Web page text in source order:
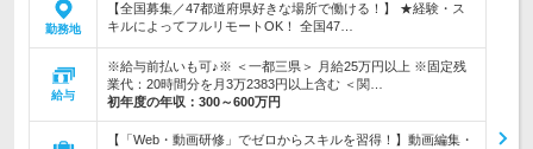
勤務地
【全国募集／47都道府県好きな場所で働ける！】 ★経験・ス
キルによってフルリモートOK！ 全国47…
給与
※給与前払いも可♪※ ＜一都三県＞ 月給25万円以上 ※固定残
業代：20時間分を月3万2383円以上含む ＜関…
初年度の年収： 300～600万円
【「Web・動画研修」でゼロからスキルを習得！】動画編集・